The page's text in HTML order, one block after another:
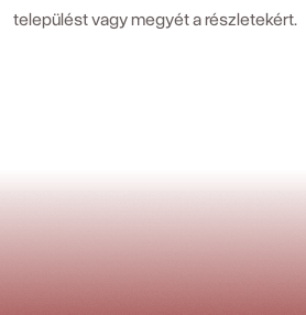
települést vagy megyét a részletekért.